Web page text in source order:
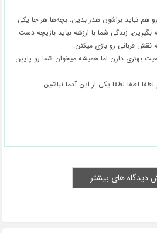
هم نباید براشون هدر بدین. بچه‌ها هر جا یکی
زندگی شما با ارزشه نباید بازیچه دست
قربانی رو بازی میکنن.
بهتری دارن اما همیشه میخوان شما رو پایین
لطفا لطفا یکی از این آدما نباشین.
دیدگاه های بیشتر